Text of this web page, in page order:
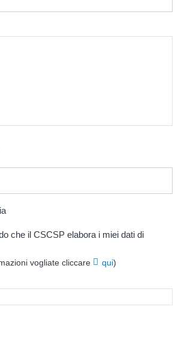
che il CSCSP elabora i miei dati di
vogliate cliccare qui)